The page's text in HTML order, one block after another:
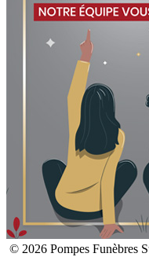
© 2026 Pompes Funèbres